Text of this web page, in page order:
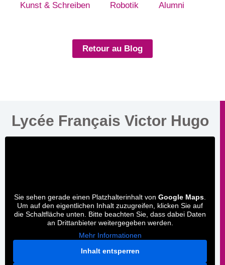
Kunst & Schreiben Robotik Alumni
Retour au Blog
Lycée Français Victor Hugo
Sie sehen gerade einen Platzhalterinhalt von Google Maps
Um auf den eigentlichen Inhalt zuzugreifen, klicken Sie auf
die Schaltfläche unten. Bitte beachten Sie, dass dabei Daten
an Drittanbieter weitergegeben werden.
Mehr Informationen
Inhalt entsperren